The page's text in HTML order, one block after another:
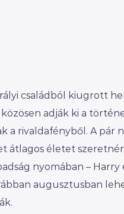
családból kiugrott
adják ki a
a rivaldafényből. A pár
átlagos életet
nyomában –
augusztusban